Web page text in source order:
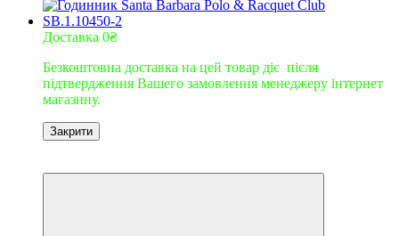
Доставка 0₴
Безкоштовна доставка на цей товар діє після
підтвердження Вашего замовлення менеджеру інтернет
магазину.
Закрити